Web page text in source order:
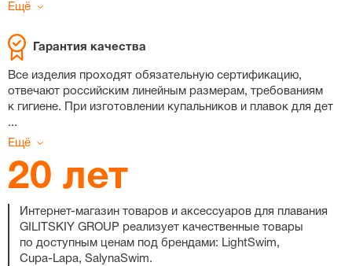
Ещё
Гарантия качества
Все изделия проходят обязательную сертификацию,
отвечают российским линейным размерам, требованиям
к гигиене. При изготовлении купальников и плавок для дет
...
Ещё
20 лет
Интернет-магазин товаров и аксессуаров для плавания
GILITSKIY GROUP реализует качественные товары
по доступным ценам под брендами: LightSwim,
Cupa-Lapa, SalynaSwim.